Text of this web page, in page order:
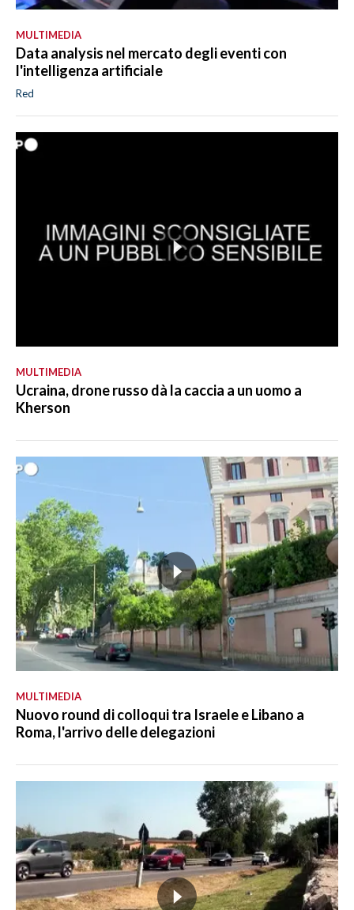
MULTIMEDIA
Data analysis nel mercato degli eventi con
l'intelligenza artificiale
Red
MULTIMEDIA
Ucraina, drone russo dà la caccia a un uomo a
Kherson
MULTIMEDIA
Nuovo round di colloqui tra Israele e Libano a
Roma, l'arrivo delle delegazioni